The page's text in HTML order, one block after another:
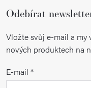
Odebírat
Vložte svůj e-mail a my
nových produktech na
E-mail